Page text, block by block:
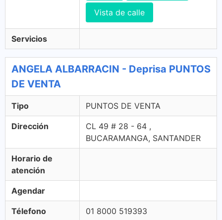
Vista de calle
Servicios
ANGELA ALBARRACIN - Deprisa PUNTOS
DE VENTA
Tipo PUNTOS DE VENTA
Dirección
CL 49 # 28 - 64 ,
BUCARAMANGA, SANTANDER
Horario de
atención
Agendar
Télefono 01 8000 519393